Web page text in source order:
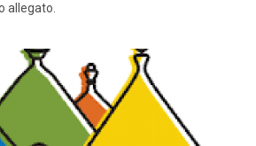
allegato.